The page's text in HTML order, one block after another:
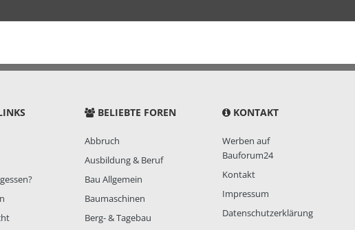
BELIEBTE FOREN
Abbruch
Ausbildung & Beruf
Bau Allgemein
Baumaschinen
Berg- & Tagebau
KONTAKT
Werben auf
Bauforum24
Kontakt
Impressum
Datenschutzerklärung